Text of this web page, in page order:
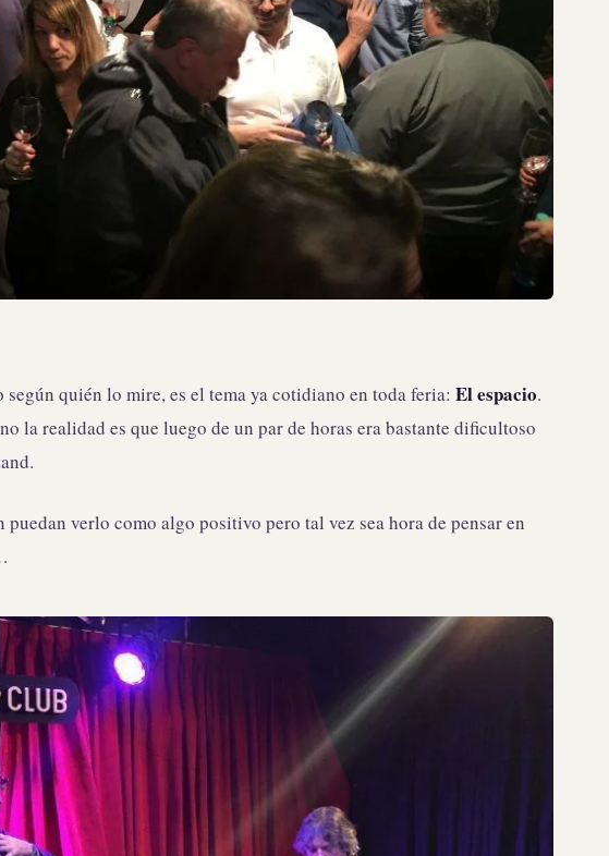
quién lo mire, es el tema ya cotidiano en toda feria: El espacio.
la realidad es que luego de un par de horas era bastante dificultoso
verlo como algo positivo pero tal vez sea hora de pensar en